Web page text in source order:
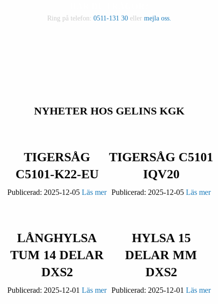
Ring på telefon: 0511-131 30eller mejla oss.
NYHETER HOS GELINS KGK
TIGERSÅG
C5101-K22-EU
Publicerad: 2025-12-05 Läs mer
TIGERSÅG C5101
IQV20
Publicerad: 2025-12-05 Läs mer
LÅNGHYLSA
TUM 14 DELAR
DXS2
Publicerad: 2025-12-01 Läs mer
HYLSA 15
DELAR MM
DXS2
Publicerad: 2025-12-01 Läs mer